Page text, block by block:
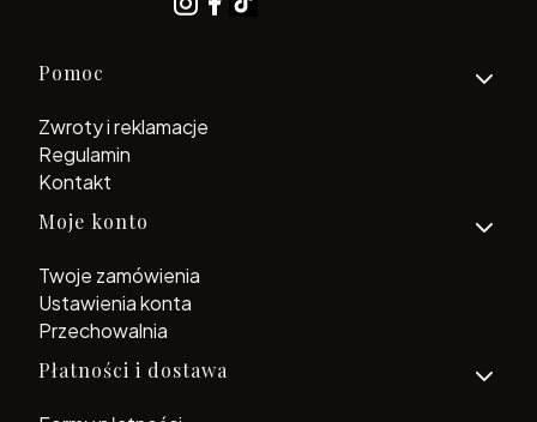
Linki w stopce
Pomoc
Zwroty i reklamacje
Regulamin
Kontakt
Moje konto
Twoje zamówienia
Ustawienia konta
Przechowalnia
Płatności i dostawa